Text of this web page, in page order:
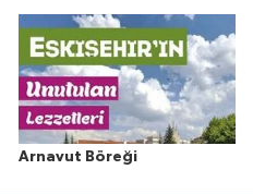
Arnavut Böreği